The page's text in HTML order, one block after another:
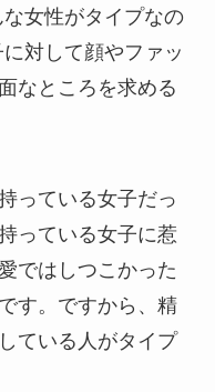
女性がタイプなの
対して顔やファッ
なところを求める
っている女子だっ
っている女子に惹
ではしつこかった
す。ですから、精
ている人がタイプ